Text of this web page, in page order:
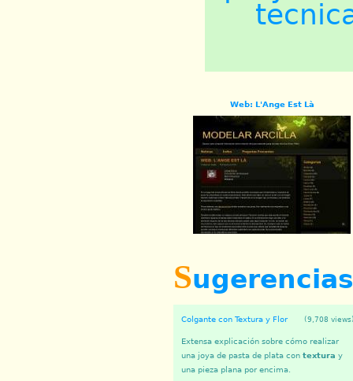
Web: L'Ange Est Là
Sugerencias
(9,708
Colgante con Textura y Flor
Extensa explicación sobre cómo realizar
una joya de pasta de plata con textura y
una pieza plana por encima.